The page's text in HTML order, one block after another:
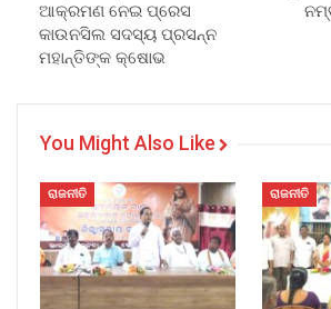
ଆକ୍ରମଣ ନେଇ ପ୍ରେସ
କାଉନସିଲ ସଦସ୍ୟ ପ୍ରସନ୍ନ
ମହାନ୍ତିଙ୍କ କ୍ଷୋଭ
You Might Also Like
ରାଜନୀତି ରାଜନୀତି